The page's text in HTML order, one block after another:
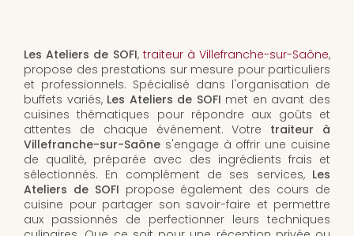
Les Ateliers de SOFI, traiteur à Villefranche-sur-Saône,
propose des prestations sur mesure pour particuliers
et professionnels. Spécialisé dans l'organisation de
buffets variés, Les Ateliers de SOFI met en avant des
cuisines thématiques pour répondre aux goûts et
attentes de chaque événement. Votre traiteur à
Villefranche-sur-Saône s'engage à offrir une cuisine
de qualité, préparée avec des ingrédients frais et
sélectionnés. En complément de ses services, Les
Ateliers de SOFI propose également des cours de
cuisine pour partager son savoir-faire et permettre
aux passionnés de perfectionner leurs techniques